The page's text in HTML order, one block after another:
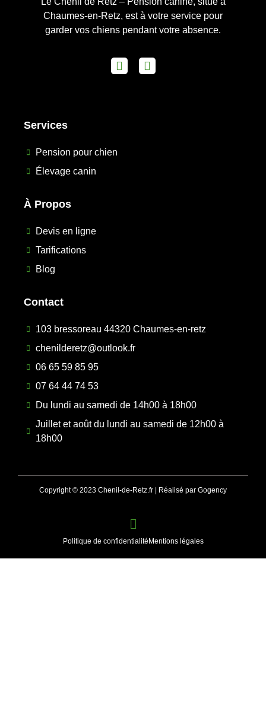
Chaumes-en-Retz, est à votre service pour
garder vos chiens pendant votre absence.
Services
Pension pour chien
Élevage canin
À Propos
Devis en ligne
Tarifications
Blog
Contact
103 bressoreau 44320 Chaumes-en-retz
chenilderetz@outlook.fr
06 65 59 85 95
07 64 44 74 53
Du lundi au samedi de 14h00 à 18h00
Juillet et août du lundi au samedi de 12h00 à
18h00
Copyright © 2023 Chenil-de-Retz.fr | Réalisé par Gogency
Politique de confidentialitéMentions légales